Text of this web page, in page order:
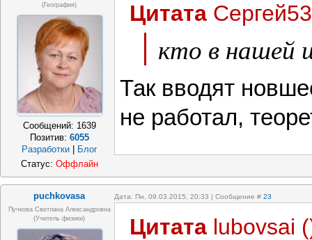
(география)
Сообщений: 1639
Позитив: 6055
Разработки
Блог
Цитата Сергей53
кто в нашей
Так вводят
не работал,
Статус: Оффлайн
puchkovasa Дата: Пн, 09.03.2015, 20:33 | Сообщение # 23
Пучкова Светлана Александровна
(учитель физики)
Цитата lubovsai (